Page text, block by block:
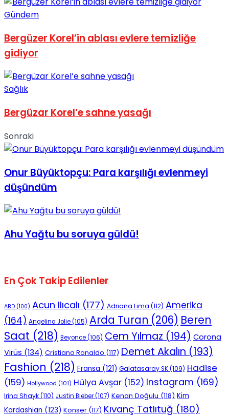
Gündem
Bergüzer Korel’in ablası evlere temizliğe
gidiyor
Sağlık
Bergüzar Korel’e sahne yasağı
Sonraki
Onur Büyüktopçu: Para karşılığı evlenmeyi
düşündüm
Ahu Yağtu bu soruya güldü!
En Çok Takip Edilenler
ABD (100) Acun Ilıcalı (177) Adriana Lima (112) Amerika
(164) Angelina Jolie(105) Arda Turan (206) Beren
Saat (218) Beyonce(106) Cem Yılmaz (194) Corona
Virüs (134) Cristiano Ronaldo (117) Demet Akalın (193)
Fashion (218) Fransa (121) Galatasaray SK(109) Hadise
(159) Hollywood (101) Hülya Avşar (152) Instagram (169)
Irina Shayk(110) Justin Bieber(107) Kenan Doğulu (118) Kim
Kardashian (123) Konser (117) Kıvanç Tatlıtuğ (180)